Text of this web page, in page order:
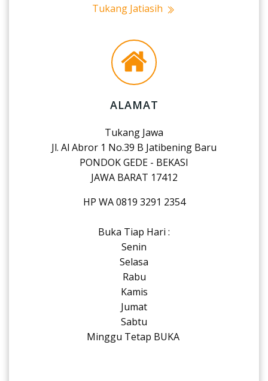
Tukang Jatiasih
ALAMAT
Tukang Jawa
Jl. Al Abror 1 No.39 B Jatibening Baru
PONDOK GEDE - BEKASI
JAWA BARAT 17412
HP WA 0819 3291 2354
Buka Tiap Hari :
Senin
Selasa
Rabu
Kamis
Jumat
Sabtu
Minggu Tetap BUKA